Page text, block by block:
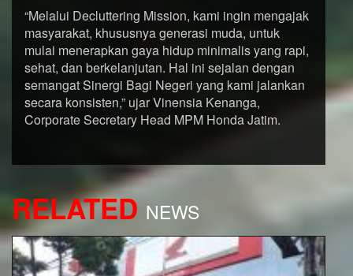
“Melalui Decluttering Mission, kami ingin mengajak
masyarakat, khususnya generasi muda, untuk
mulai menerapkan gaya hidup minimalis yang rapi,
sehat, dan berkelanjutan. Hal ini sejalan dengan
semangat Sinergi Bagi Negeri yang kami jalankan
secara konsisten,” ujar Vinensia Kenanga,
Corporate Secretary Head MPM Honda Jatim.
RELATED NEWS